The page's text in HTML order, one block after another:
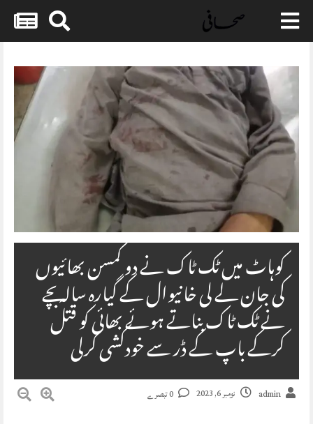
Skip
content
کوہاٹ میں ٹک ٹاک نے دو کمسن بھائیوں
کی جان لے لی خانیوال کے گیارہ سالہ بچے
نے ٹک ٹاک بناتے ہوئے بھائی کو قتل
کرکے باپ کے ڈر سے خودکشی کرلی
admin نومبر 6, 2023